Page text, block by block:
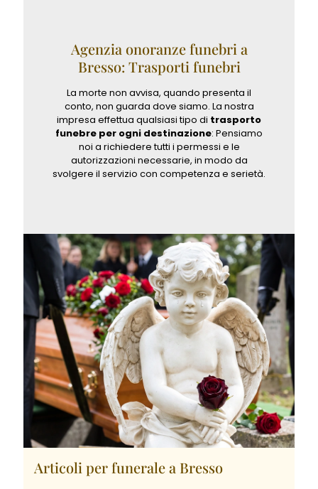
Agenzia onoranze funebri a
Bresso: Trasporti funebri
La morte non avvisa, quando presenta il
conto, non guarda dove siamo. La nostra
impresa effettua qualsiasi tipo di trasporto
funebre per ogni destinazione: Pensiamo
noi a richiedere tutti i permessi e le
autorizzazioni necessarie, in modo da
svolgere il servizio con competenza e serietà.
Articoli per funerale a Bresso